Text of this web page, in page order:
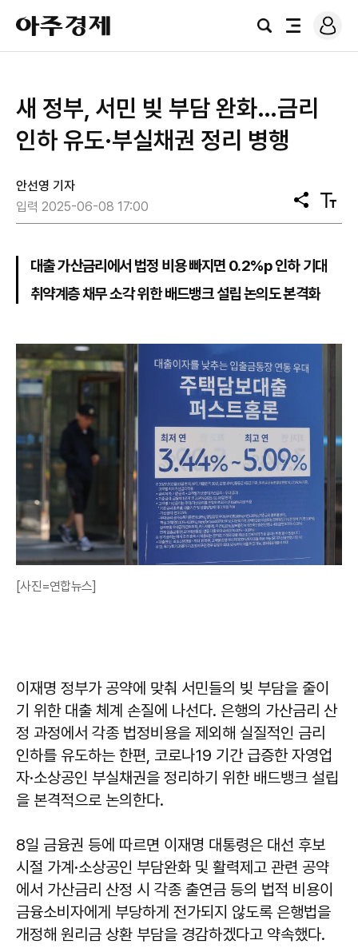
아
주
경
검
전
로
그
새 정부, 서민 빚 부담 완화…금리
인하 유도·부실채권 정리 병행
안선영 기자
입력 2025-06-08 17:00
공
유
텍
스
대출 가산금리에서 법정 비용 빠지면 0.2%p 인하 기대
취약계층 채무 소각 위한 배드뱅크 설립 논의도 본격화
[사진=연합뉴스]
이재명 정부가 공약에 맞춰 서민들의 빚 부담을 줄이
기 위한 대출 체계 손질에 나선다. 은행의 가산금리 산
정 과정에서 각종 법정비용을 제외해 실질적인 금리
인하를 유도하는 한편, 코로나19 기간 급증한 자영업
자·소상공인 부실채권을 정리하기 위한 배드뱅크 설립
을 본격적으로 논의한다.
8일 금융권 등에 따르면 이재명 대통령은 대선 후보
시절 가계·소상공인 부담완화 및 활력제고 관련 공약
에서 가산금리 산정 시 각종 출연금 등의 법적 비용이
금융소비자에게 부당하게 전가되지 않도록 은행법을
개정해 원리금 상환 부담을 경감하겠다고 약속했다.